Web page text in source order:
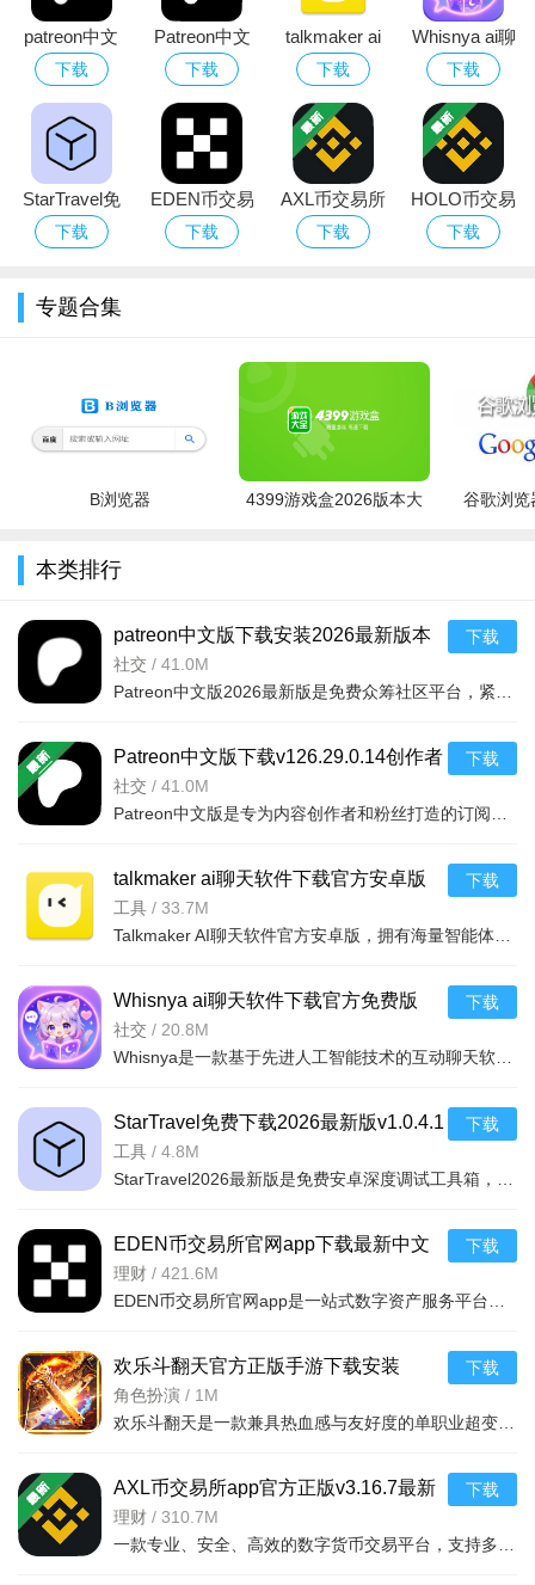
的结束后台的运行。
波波浏览器能提现吗？
注册即可领现金，而且持续使用更赚钱!
软件会实时推荐你感兴趣的内容，漫画、小说、视频、游戏
都在这里
看世界赢红包，世界多大红包就有多大
独创赚钱模式，打开浏览器的每一秒都有收益
软件功能
1、广告拦截：软件采用先进的广告拦截技术，可以有效地拦
2、极速搜索：内置多种搜索引擎，用户可以根据自己的需求
选择使用，同时还支持快速搜索和语音搜索等功能，让用户的搜
索更加快捷方便。
3、标签切换：可以在同一个窗口中打开多个标签页，方便快
捷地切换浏览内容。
4、个性直达：可以根据用户的浏览历史和偏好，为用户推荐
patreon中文
版下载安装
2026最新版本
下载
Patreon中文
版下载
下载
talkmaker ai
聊天软件下载
官方安卓版
下载
Whisnya ai聊
天软件下载官
方免费版
下载
StarTravel免
费下载2026最
下载
EDEN币交易
所官网app下
下载
AXL币交易所
app官方正版
下载
HOLO币交易
所app手机最
下载
专题合集
B浏览器
4399游戏盒2026版本大
谷歌浏览
本类排行
patreon中文版下载安装2026最新版本
v126.29.0.14安卓版
社交 / 41.0M
下载
Patreon中文版下载v126.29.0.14创作者
订阅平台
社交 / 41.0M
下载
talkmaker ai聊天软件下载官方安卓版
v5.9.3安卓免费版
工具 / 33.7M
下载
Whisnya ai聊天软件下载官方免费版
v1.3.1无限制版
社交 / 20.8M
下载
StarTravel免费下载2026最新版v1.0.4.1
安卓版
工具 / 4.8M
下载
EDEN币交易所官网app下载最新中文
版v6.170.0官方版
理财 / 421.6M
下载
欢乐斗翻天官方正版手游下载安装
v2.0.1安卓版
角色扮演 / 1M
下载
AXL币交易所app官方正版v3.16.7最新
版
理财 / 310.7M
下载